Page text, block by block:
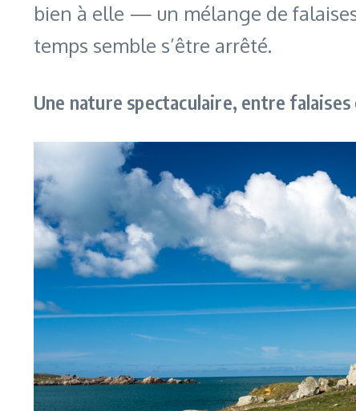
bien à elle — un mélange de
temps semble s’être arrêté.
Une nature spectaculaire, entre